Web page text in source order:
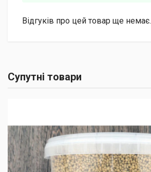
Відгуків про цей товар ще немає.
Супутні товари